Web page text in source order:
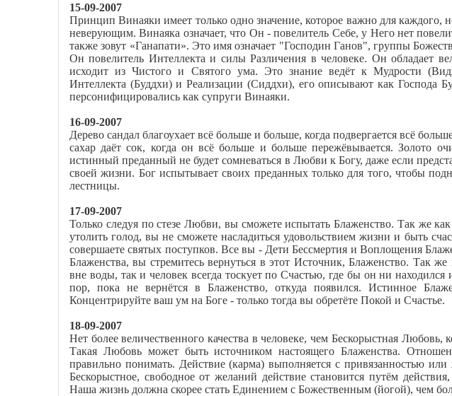
15-09-2007
Принцип Винаяки имеет только одно значение, которое важно для каждого,
неверующим. Винаяка означает, что Он - повелитель Себе, у Него нет
также зовут «Ганапати». Это имя означает "Господин Ганов", группы
Он повелитель Интеллекта и силы Различения в человеке. Он обладает
исходит из Чистого и Святого ума. Это знание ведёт к Мудрости
Интеллекта (Буддхи) и Реализации (Сиддхи), его описывают как Господа
персонифицировались как супруги Винаяки.
16-09-2007
Дерево сандал благоухает всё больше и больше, когда подвергается всё
сахар даёт сок, когда он всё больше и больше пережёвывается. Золото
истинный преданный не будет сомневаться в Любви к Богу, даже если
своей жизни. Бог испытывает своих преданных только для того, чтобы
лестницы.
17-09-2007
Только следуя по стезе Любви, вы сможете испытать Блаженство. Так же
утолить голод, вы не сможете насладиться удовольствием жизни и быть
совершаете святых поступков. Все вы - Дети Бессмертия и Воплощения
Блаженства, вы стремитесь вернуться в этот Источник, Блаженство. Так
вне воды, так и человек всегда тоскует по Счастью, где бы он ни
пор, пока не вернётся в Блаженство, откуда появился. Истинное
Концентрируйте ваш ум на Боге - только тогда вы обретёте Покой и Счастье.
18-09-2007
Нет более величественного качества в человеке, чем Бескорыстная
Такая Любовь может быть источником настоящего Блаженства.
правильно понимать. Действие (карма) выполняется с привязанностью
Бескорыстное, свободное от желаний действие становится путём
Наша жизнь должна скорее стать Единением с Божественным (йогой), чем